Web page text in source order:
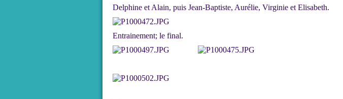
Delphine et Alain, puis Jean-Baptiste, Aurélie, Virginie et Elisabeth.
Entrainement; le final.